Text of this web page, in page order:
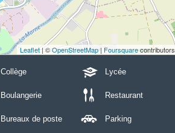
Leaflet | ©OpenStreetMap|Foursquarecontributors
Collège Lycée
Boulangerie Restaurant
Bureaux de poste Parking